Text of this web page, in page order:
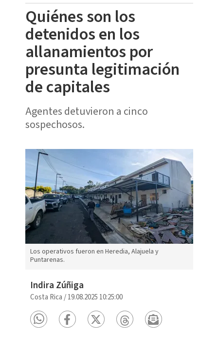
Quiénes son los
detenidos en los
allanamientos por
presunta legitimación
de capitales
Agentes detuvieron a cinco
sospechosos.
Los operativos fueron en Heredia, Alajuela y
Puntarenas.
Indira Zúñiga
Costa Rica /19.08.2025 10:25:00